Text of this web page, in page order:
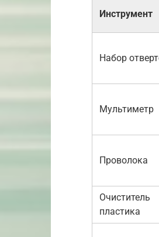
Инструмент
Набор
Мультиметр
Проволока
Очиститель
пластика